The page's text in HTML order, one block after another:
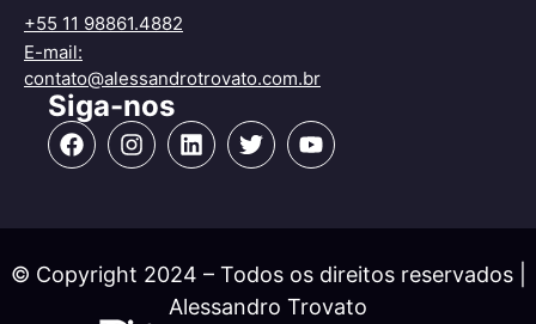
+55 11 98861.4882
E-mail:
contato@alessandrotrovato.com.br
Siga-nos
© Copyright 2024 – Todos os direitos reservados |
Alessandro Trovato